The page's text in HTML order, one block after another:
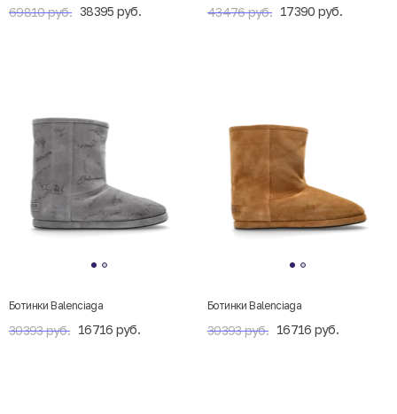
69810 руб. 38395 руб. 43476 руб. 17390 руб.
Ботинки Balenciaga
30393 руб. 16716 руб.
Ботинки Balenciaga
30393 руб. 16716 руб.